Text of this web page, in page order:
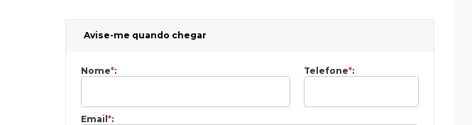
Avise-me quando chegar
Nome*: Telefone*:
Email *: